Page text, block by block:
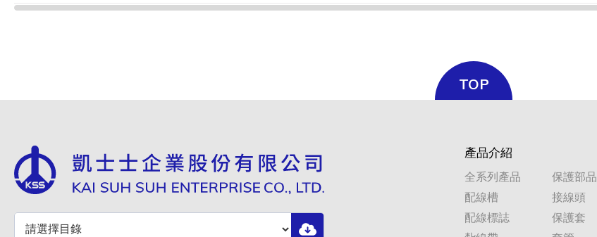
TOP
產品介紹
全系列產品
配線槽
配線標誌
保護部品
接線頭
保護套